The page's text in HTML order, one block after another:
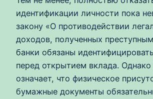
идентификации личности пока
закону «О противодействии
доходов, полученных
банки обязаны
перед открытием вклада. Однако
означает, что физическое
бумажные документы